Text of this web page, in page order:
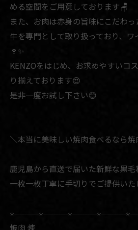
める空間をご用意しております🪑
また、お肉は赤身の旨味にこだわ
牛を専門として取り扱っており、
🍷✨
KENZOをはじめ、お求めやすいコ
り揃えております😍
是非一度お試し下さい😊
＼本当に美味しい焼肉食べるなら焼
鹿児島から直送で届いた新鮮な黒毛
一枚一枚丁寧に手切りでご提供い
焼肉 煉